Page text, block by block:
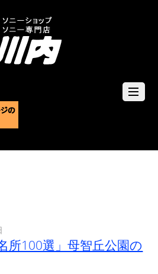
所100選」母智丘公園の